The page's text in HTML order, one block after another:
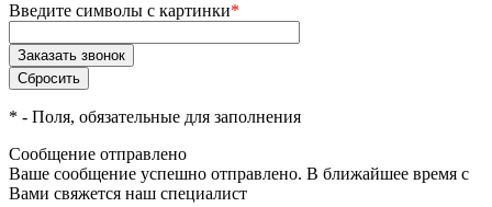
Введите символы с картинки*
* - Поля, обязательные для заполнения
Сообщение отправлено
Ваше сообщение успешно отправлено. В ближайшее время с
Вами свяжется наш специалист